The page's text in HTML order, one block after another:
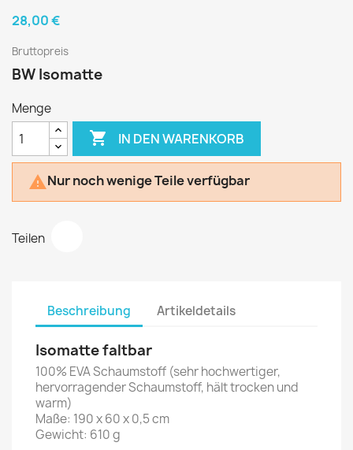
28,00 €
Bruttopreis
BW Isomatte
Menge
 IN DEN WARENKORB
Nur noch wenige Teile verfügbar
Teilen
Beschreibung Artikeldetails
Isomatte faltbar
100% EVA Schaumstoff (sehr hochwertiger,
hervorragender Schaumstoff, hält trocken und
warm)
Maße: 190 x 60 x 0,5 cm
Gewicht: 610 g